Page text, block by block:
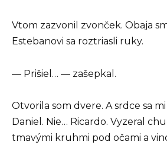
Vtom zazvonil zvonček. Obaja
Estebanovi sa roztriasli ruky.
— Prišiel… — zašepkal.
Otvorila som dvere. A srdce sa
Daniel. Nie… Ricardo. Vyzeral
tmavými kruhmi pod očami a